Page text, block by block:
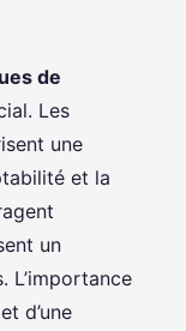
de
Les
une
et la
un
L’importance
d’une